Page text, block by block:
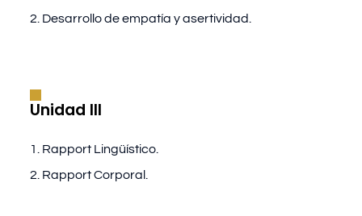
2. Desarrollo de empatía y asertividad.
Unidad III
1. Rapport Lingüístico.
2. Rapport Corporal.